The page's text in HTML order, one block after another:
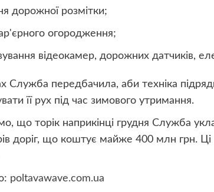
дорожної розмітки;
огородження;
відеокамер, дорожних датчиків,
Служба передбачила, аби техніка
її рух під час зимового утримання.
що торік наприкінці грудня Служба
доріг, що коштує майже 400 млн грн.
poltavawave.com.ua